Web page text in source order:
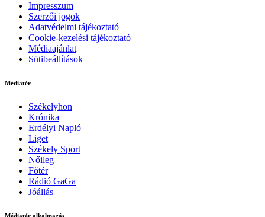
Impresszum
Szerzői jogok
Adatvédelmi tájékoztató
Cookie-kezelési tájékoztató
Médiaajánlat
Sütibeállítások
Médiatér
Székelyhon
Krónika
Erdélyi Napló
Liget
Székely Sport
Nőileg
Főtér
Rádió GaGa
Jóállás